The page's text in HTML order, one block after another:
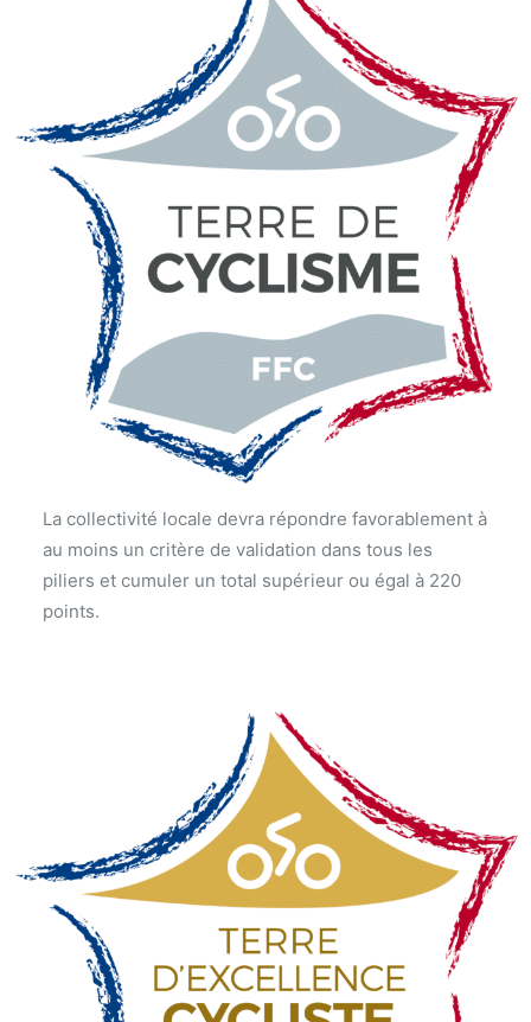
La collectivité locale devra répondre favorablement à
au moins un critère de validation dans tous les
piliers et cumuler un total supérieur ou égal à 220
points.